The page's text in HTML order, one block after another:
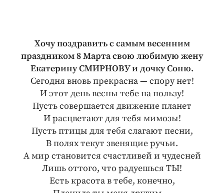
Хочу поздравить с самым весенним
праздником 8 Марта свою любимую жену
Екатерину СМИРНОВУ и дочку Соню.
Сегодня вновь прекрасна — спору нет!
И этот день весны тебе на пользу!
Пусть совершается движение планет
И расцветают для тебя мимозы!
Пусть птицы для тебя слагают песни,
В полях текут звенящие ручьи.
А мир становится счастливей и чудесней
Лишь оттого, что радуешься ТЫ!
Есть красота в тебе, конечно,